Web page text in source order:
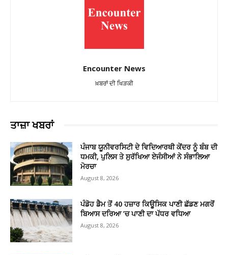
Encounter News
ਖ਼ਬਰਾਂ ਦੀ ਖਿੜਕੀ
ਤਾਜ਼ਾ ਖਬਰਾਂ
ਪੰਜਾਬ ਯੂਨੀਵਰਸਿਟੀ ਦੇ ਵਿਦਿਆਰਥੀ ਕੇਂਦਰ ਨੂੰ ਬੰਬ ਦੀ
ਧਮਕੀ, ਪੁਲਿਸ ਤੇ ਸੁਰੱਖਿਆ ਏਜੰਸੀਆਂ ਨੇ ਸੰਭਾਲਿਆ
ਮੋਰਚਾ
August 8, 2026
ਪੰਡੋਹ ਡੈਮ ਤੋਂ 40 ਹਜ਼ਾਰ ਕਿਊਸਿਕ ਪਾਣੀ ਛੱਡਣ ਮਗਰੋਂ
ਬਿਆਸ ਦਰਿਆ ’ਚ ਪਾਣੀ ਦਾ ਪੱਧਰ ਵਧਿਆ
August 8, 2026